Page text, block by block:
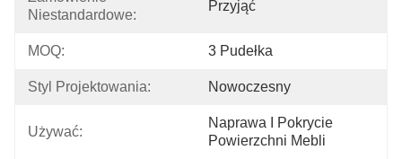
Niestandardowe:
Przyjąć
MOQ: 3 Pudełka
Styl Projektowania: Nowoczesny
Używać:
Naprawa I Pokrycie
Powierzchni Mebli